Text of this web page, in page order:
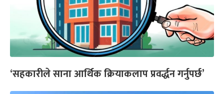
‘सहकारीले साना आर्थिक क्रियाकलाप प्रवर्द्धन गर्नुपर्छ’